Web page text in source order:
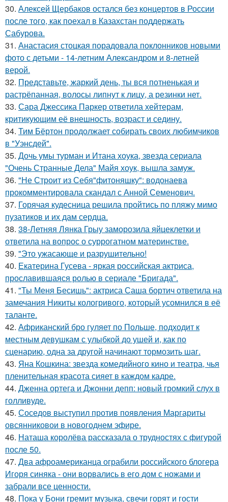
30. Алексей Щербаков остался без концертов в России
после того, как поехал в Казахстан поддержать
Сабурова.
31. Анастасия стоцкая порадовала поклонников новыми
фото с детьми - 14-летним Александром и 8-летней
верой.
32. Представьте, жаркий день, ты вся потненькая и
растрёпанная, волосы липнут к лицу, а резинки нет.
33. Сара Джессика Паркер ответила хейтерам,
критикующим её внешность, возраст и седину.
34. Тим Бёртон продолжает собирать своих любимчиков
в "Уэнсдей".
35. Дочь умы турман и Итана хоука, звезда сериала
"Очень Странные Дела" Майя хоук, вышла замуж.
36. "Не Строит из Себя"фитоняшку": водонаева
прокомментировала скандал с Анной Семенович.
37. Горячая кудесница решила пройтись по пляжу мимо
пузатиков и их дам сердца.
38. 38-Летняя Лянка Грыу заморозила яйцеклетки и
ответила на вопрос о суррогатном материнстве.
39. "Это ужасающе и разрушительно!
40. Екатерина Гусева - яркая российская актриса,
прославившаяся ролью в сериале "Бригада".
41. "Ты Меня Бесишь": актриса Саша бортич ответила на
замечания Никиты кологривого, который усомнился в её
таланте.
42. Африканский бро гуляет по Польше, подходит к
местным девушкам с улыбкой до ушей и, как по
сценарию, одна за другой начинают тормозить шаг.
43. Яна Кошкина: звезда комедийного кино и театра, чья
пленительная красота сияет в каждом кадре.
44. Дженна ортега и Джонни депп: новый громкий слух в
голливуде.
45. Соседов выступил против появления Маргариты
овсянниковои в новогоднем эфире.
46. Наташа королёва рассказала о трудностях с фигурой
после 50.
47. Два афроамериканца ограбили российского блогера
Игоря синяка - они ворвались в его дом с ножами и
забрали все ценности.
48. Пока у Бони гремит музыка, свечи горят и гости